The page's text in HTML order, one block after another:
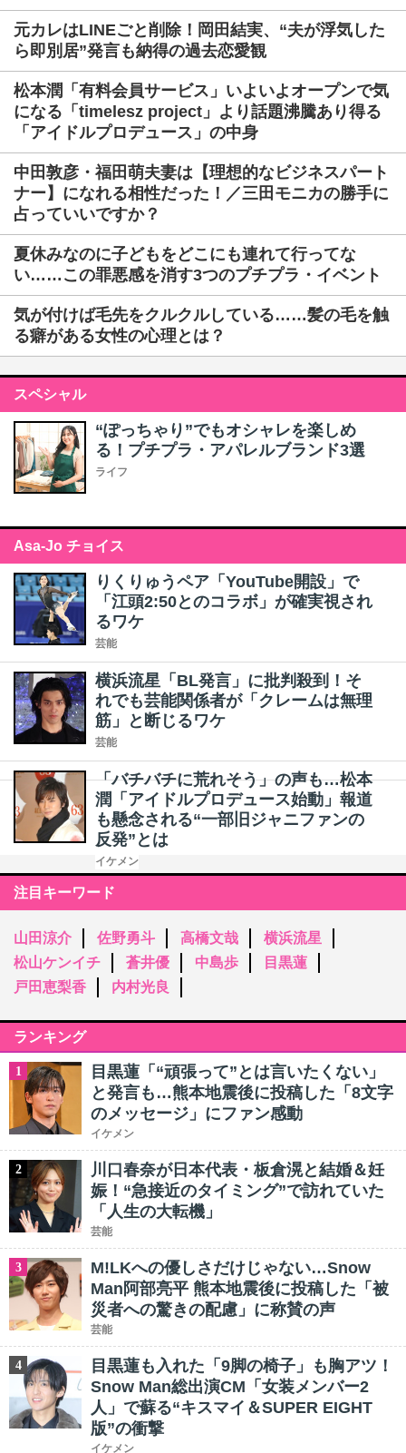
元カレはLINEごと削除！岡田結実、“夫が浮気した
ら即別居”発言も納得の過去恋愛観
松本潤「有料会員サービス」いよいよオープンで気
になる「timelesz project」より話題沸騰あり得る
「アイドルプロデュース」の中身
中田敦彦・福田萌夫妻は【理想的なビジネスパート
ナー】になれる相性だった！／三田モニカの勝手に
占っていいですか？
夏休みなのに子どもをどこにも連れて行ってな
い……この罪悪感を消す3つのプチプラ・イベント
気が付けば毛先をクルクルしている……髪の毛を触
る癖がある女性の心理とは？
スペシャル
“ぽっちゃり”でもオシャレを楽しめ
る！プチプラ・アパレルブランド3選
ライフ
Asa-Jo チョイス
りくりゅうペア「YouTube開設」で
「江頭2:50とのコラボ」が確実視され
るワケ
芸能
横浜流星「BL発言」に批判殺到！そ
れでも芸能関係者が「クレームは無理
筋」と断じるワケ
芸能
「バチバチに荒れそう」の声も…松本
潤「アイドルプロデュース始動」報道
も懸念される“一部旧ジャニファンの
反発”とは
イケメン
注目キーワード
山田涼介 佐野勇斗 高橋文哉
横浜流星
松山ケンイチ
蒼井優 中島歩
目黒蓮
戸田恵梨香
内村光良
ランキング
1
目黒蓮「“頑張って”とは言いたくない」
と発言も…熊本地震後に投稿した「8文字
のメッセージ」にファン感動
イケメン
2
川口春奈が日本代表・板倉滉と結婚＆妊
娠！“急接近のタイミング”で訪れていた
「人生の大転機」
芸能
3
M!LKへの優しさだけじゃない…Snow
Man阿部亮平 熊本地震後に投稿した「被
災者への驚きの配慮」に称賛の声
芸能
4
目黒蓮も入れた「9脚の椅子」も胸アツ！
Snow Man総出演CM「女装メンバー2
人」で蘇る“キスマイ＆SUPER EIGHT
版”の衝撃
イケメン